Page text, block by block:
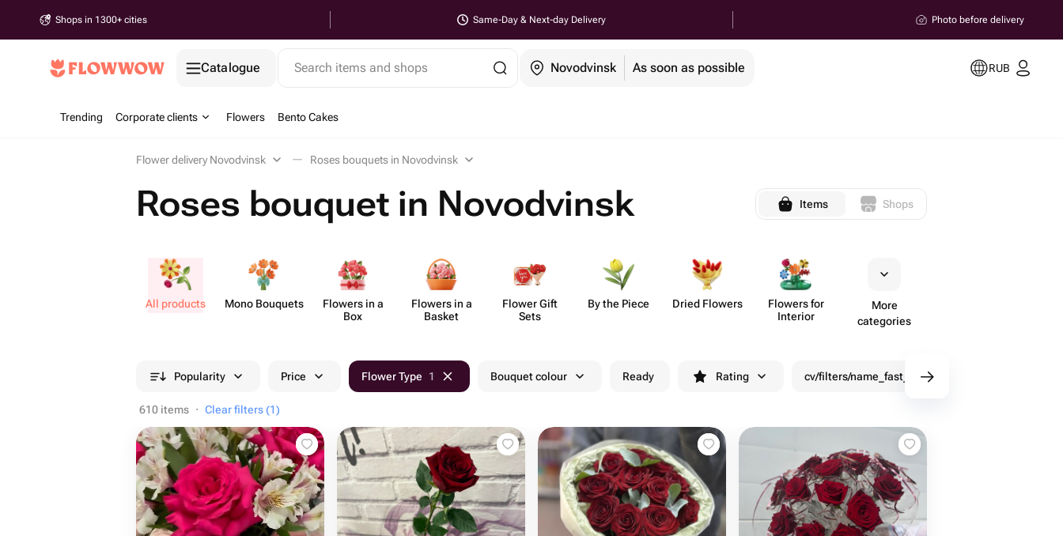
Shops in 1300+ cities Same-Day & Next-day Delivery Photo before delivery
Catalogue Search items and shops Novodvinsk As soon as possible RUB
Trending Corporate clients Flowers Bento Cakes
Flower delivery Novodvinsk Roses bouquets in Novodvinsk
Roses bouquet in Novodvinsk Items Shops
All products Mono Bouquets
Flowers in a
Box
Flowers in a
Basket
Flower Gift
Sets
By the Piece Dried Flowers
Flowers for
Interior
More
categories
Popularity Price Flower Type 1 Bouquet colour Ready Rating cv/filters/name_fast_delivery
610 items · Clear filters (1)